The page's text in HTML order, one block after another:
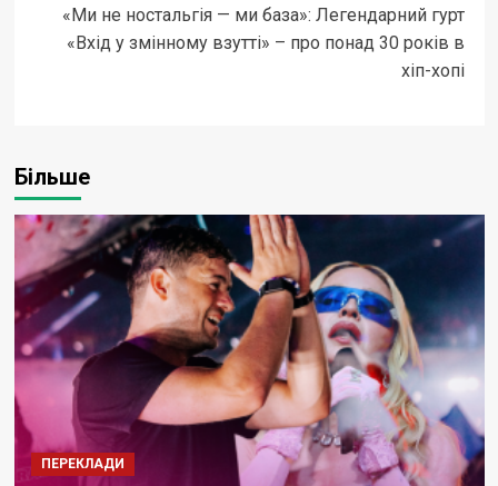
«Ми не ностальгія — ми база»: Легендарний гурт
«Вхід у змінному взутті» – про понад 30 років в
хіп-хопі
Більше
ПЕРЕКЛАДИ